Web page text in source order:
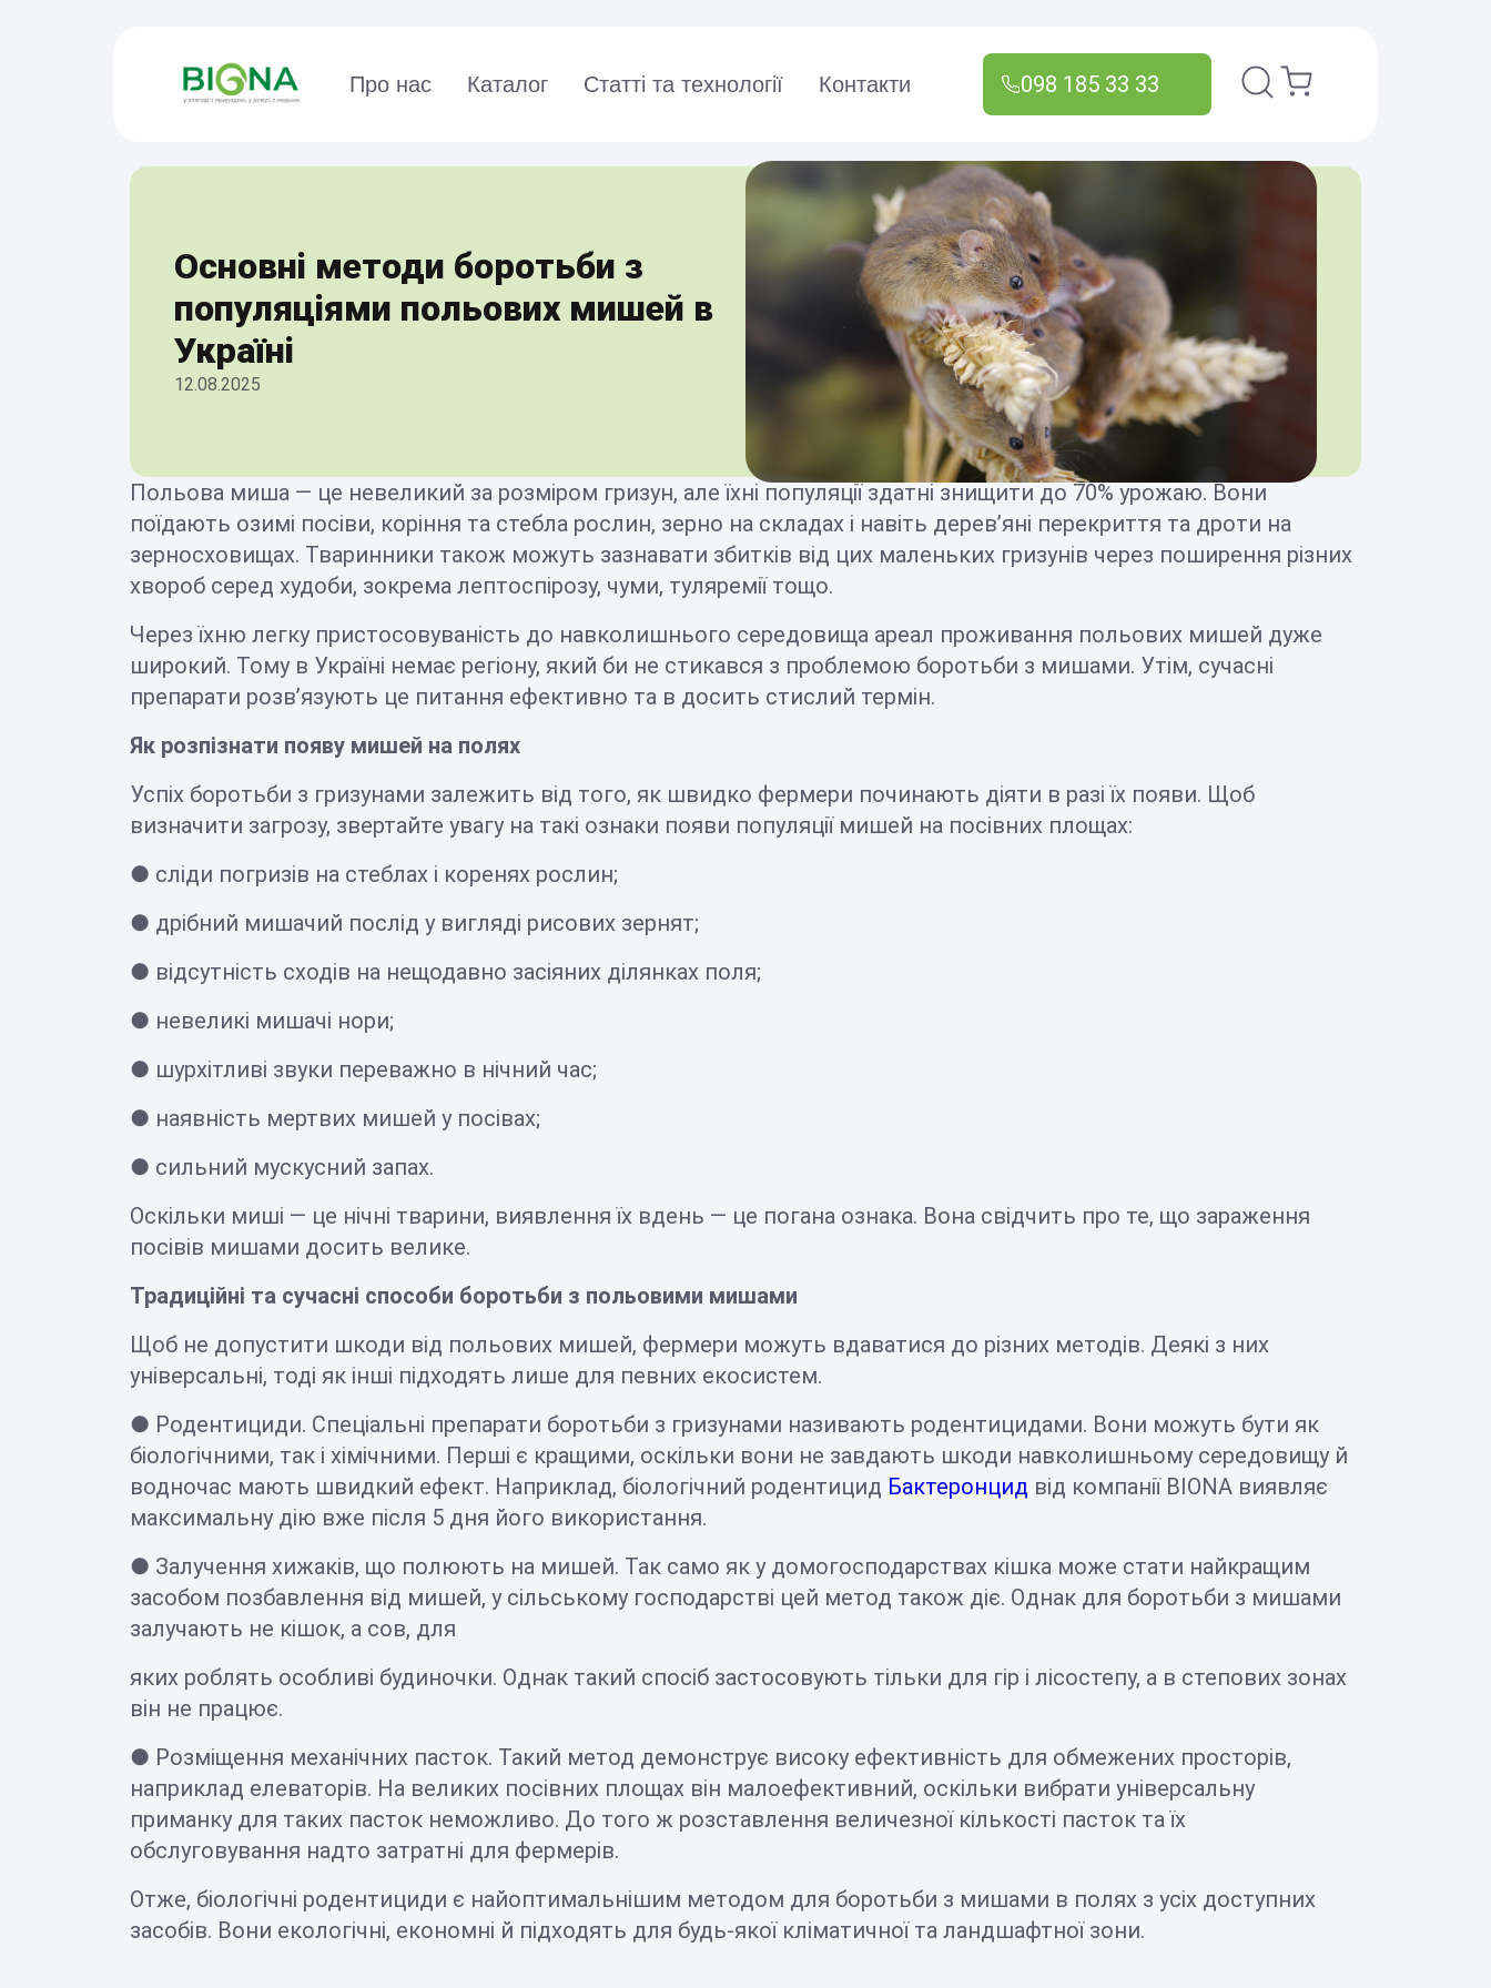
Про нас Каталог Статті та технології Контакти 098 185 33 33
Основні методи боротьби з
популяціями польових мишей в
Україні
12.08.2025
Польова миша — це невеликий за розміром гризун, але їхні популяції здатні знищити до 70% урожаю. Вони
поїдають озимі посіви, коріння та стебла рослин, зерно на складах і навіть дерев’яні перекриття та дроти на
зерносховищах. Тваринники також можуть зазнавати збитків від цих маленьких гризунів через поширення різних
хвороб серед худоби, зокрема лептоспірозу, чуми, туляремії тощо.
Через їхню легку пристосовуваність до навколишнього середовища ареал проживання польових мишей дуже
широкий. Тому в Україні немає регіону, який би не стикався з проблемою боротьби з мишами. Утім, сучасні
препарати розв’язують це питання ефективно та в досить стислий термін.
Як розпізнати появу мишей на полях
Успіх боротьби з гризунами залежить від того, як швидко фермери починають діяти в разі їх появи. Щоб
визначити загрозу, звертайте увагу на такі ознаки появи популяції мишей на посівних площах:
● сліди погризів на стеблах і коренях рослин;
● дрібний мишачий послід у вигляді рисових зернят;
● відсутність сходів на нещодавно засіяних ділянках поля;
● невеликі мишачі нори;
● шурхітливі звуки переважно в нічний час;
● наявність мертвих мишей у посівах;
● сильний мускусний запах.
Оскільки миші — це нічні тварини, виявлення їх вдень — це погана ознака. Вона свідчить про те, що зараження
посівів мишами досить велике.
Традиційні та сучасні способи боротьби з польовими мишами
Щоб не допустити шкоди від польових мишей, фермери можуть вдаватися до різних методів. Деякі з них
універсальні, тоді як інші підходять лише для певних екосистем.
● Родентициди. Спеціальні препарати боротьби з гризунами називають родентицидами. Вони можуть бути як
біологічними, так і хімічними. Перші є кращими, оскільки вони не завдають шкоди навколишньому середовищу й
водночас мають швидкий ефект. Наприклад, біологічний родентицид Бактеронцид від компанії BIONA виявляє
максимальну дію вже після 5 дня його використання.
● Залучення хижаків, що полюють на мишей. Так само як у домогосподарствах кішка може стати найкращим
засобом позбавлення від мишей, у сільському господарстві цей метод також діє. Однак для боротьби з мишами
залучають не кішок, а сов, для
яких роблять особливі будиночки. Однак такий спосіб застосовують тільки для гір і лісостепу, а в степових зонах
він не працює.
● Розміщення механічних пасток. Такий метод демонструє високу ефективність для обмежених просторів,
наприклад елеваторів. На великих посівних площах він малоефективний, оскільки вибрати універсальну
приманку для таких пасток неможливо. До того ж розставлення величезної кількості пасток та їх
обслуговування надто затратні для фермерів.
Отже, біологічні родентициди є найоптимальнішим методом для боротьби з мишами в полях з усіх доступних
засобів. Вони екологічні, економні й підходять для будь-якої кліматичної та ландшафтної зони.